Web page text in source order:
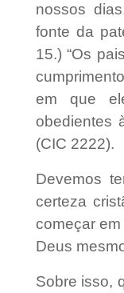
nossos
fonte da
15.) “Os
em que
obedientes
(CIC 2222).
Devemos
certeza
começar
Deus
Sobre isso,